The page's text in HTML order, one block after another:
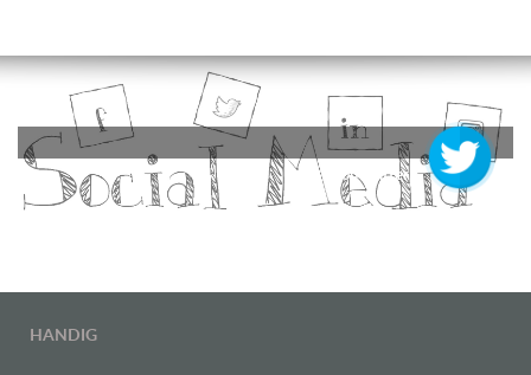
Volg @ op twitter
HANDIG